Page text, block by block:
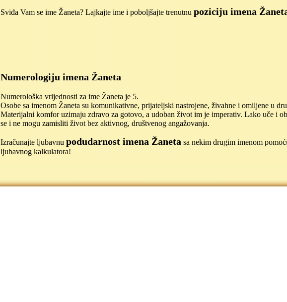
Sviđa Vam se ime Žaneta? Lajkajte ime i poboljšajte trenutnu poziciju imena
Numerologiju imena Žaneta
Numerološka vrijednosti za ime Žaneta je 5.
Osobe sa imenom Žaneta su komunikativne, prijateljski nastrojene, živahne i omiljene u
Materijalni komfor uzimaju zdravo za gotovo, a udoban život im je imperativ. Lako uče i
se i ne mogu zamisliti život bez aktivnog, društvenog angažovanja.
Izračunajte ljubavnu podudarnost imena Žaneta sa nekim drugim imenom
ljubavnog kalkulatora!